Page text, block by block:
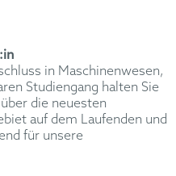
in Maschinenwesen,
Studiengang halten Sie
die neuesten
auf dem Laufenden und
für unsere